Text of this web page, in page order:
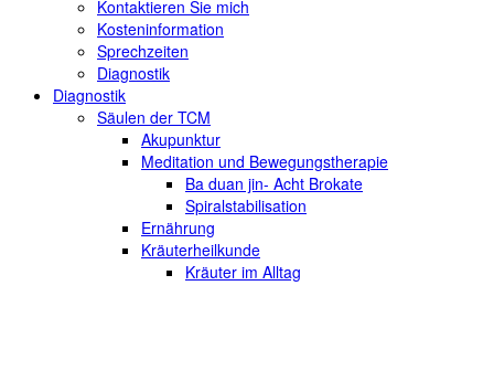
Kontaktieren Sie mich
Kosteninformation
Sprechzeiten
Diagnostik
Diagnostik
Säulen der TCM
Akupunktur
Meditation und Bewegungstherapie
Ba duan jin- Acht Brokate
Spiralstabilisation
Ernährung
Kräuterheilkunde
Kräuter im Alltag